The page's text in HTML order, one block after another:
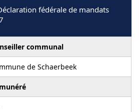
fédérale de mandats
communal
de Schaerbeek